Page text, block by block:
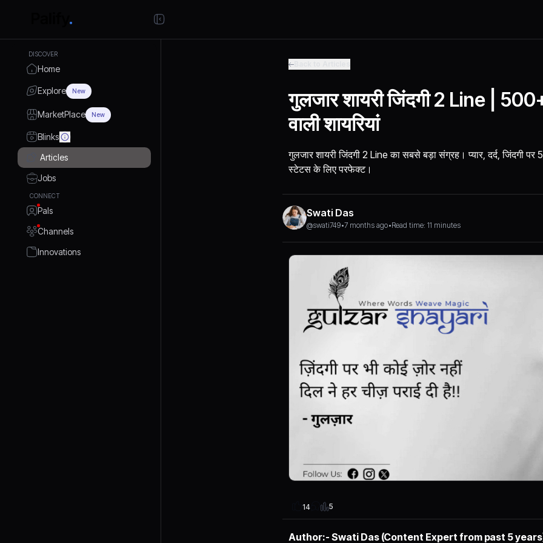
DISCOVER
Home
Explore New
MarketPlace New
Blinks
Articles
Jobs
CONNECT
Pals
Channels
Innovations
गुलजार शायरी जिंदगी 2 Line |
वाली शायरियां
गुलजार शायरी जिंदगी 2 Line का सबसे बड़ा संग्रह। प्यार, दर्द, जिंदगी
स्टेटस के लिए परफेक्ट।
Swati Das
@swati749•7 months ago•Read time: 11 minutes
14 5
Author:- Swati Das (Content Expert from past 5